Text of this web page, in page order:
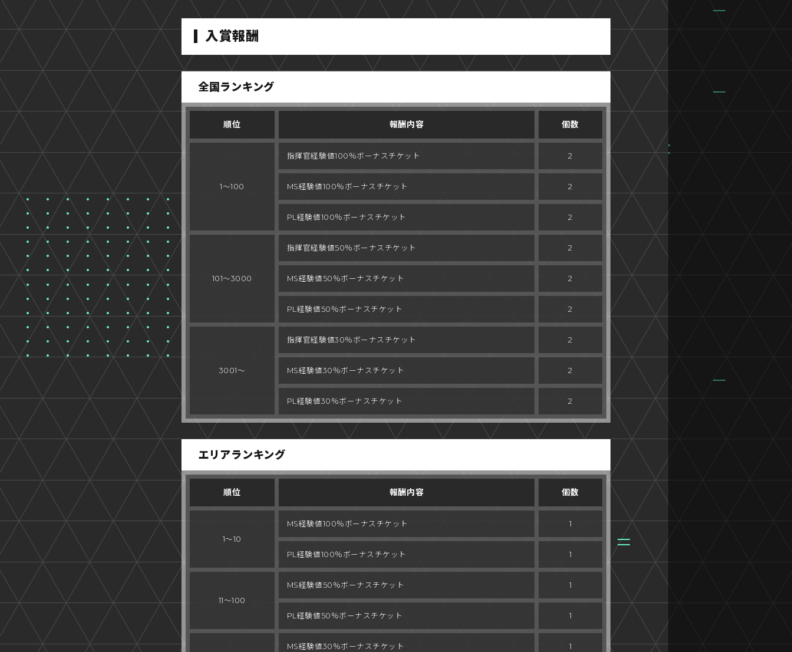
入賞報酬
全国ランキング
順位 報酬内容 個数
1～100
指揮官経験値100％ボーナスチケット 2
MS経験値100％ボーナスチケット 2
PL経験値100％ボーナスチケット 2
101～3000
指揮官経験値50％ボーナスチケット 2
MS経験値50％ボーナスチケット 2
PL経験値50％ボーナスチケット 2
3001～
指揮官経験値30％ボーナスチケット 2
MS経験値30％ボーナスチケット 2
PL経験値30％ボーナスチケット 2
エリアランキング
順位 報酬内容 個数
1～10
MS経験値100％ボーナスチケット 1
PL経験値100％ボーナスチケット 1
11～100
MS経験値50％ボーナスチケット 1
PL経験値50％ボーナスチケット 1
MS経験値30％ボーナスチケット 1